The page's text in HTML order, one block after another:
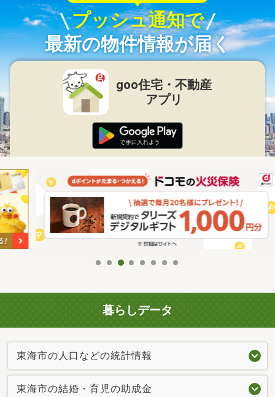
プッシュ通知で
最新の物件情報が届く
goo住宅・不動産
アプリ
暮らしデータ
東海市の人口などの統計情報
東海市の結婚・育児の助成金